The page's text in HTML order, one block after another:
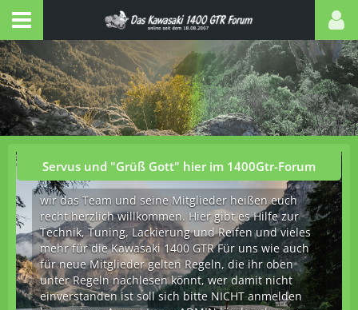
Servus und "Grüß Gott" hier im 1400Gtr-Forum
wir das Team und seine Mitglieder heißen euch
recht herzlich willkommen. Hier gibt es Hilfe zur
Technik, Tuning, Lackierung und Reifen und vieles
mehr für die Kawasaki 1400 GTR Für uns wie auch
für neue Mitglieder gelten Regeln, die ihr oben
unter Regeln nachlesen könnt, wer damit nicht
einverstanden ist soll sich bitte NICHT anmelden